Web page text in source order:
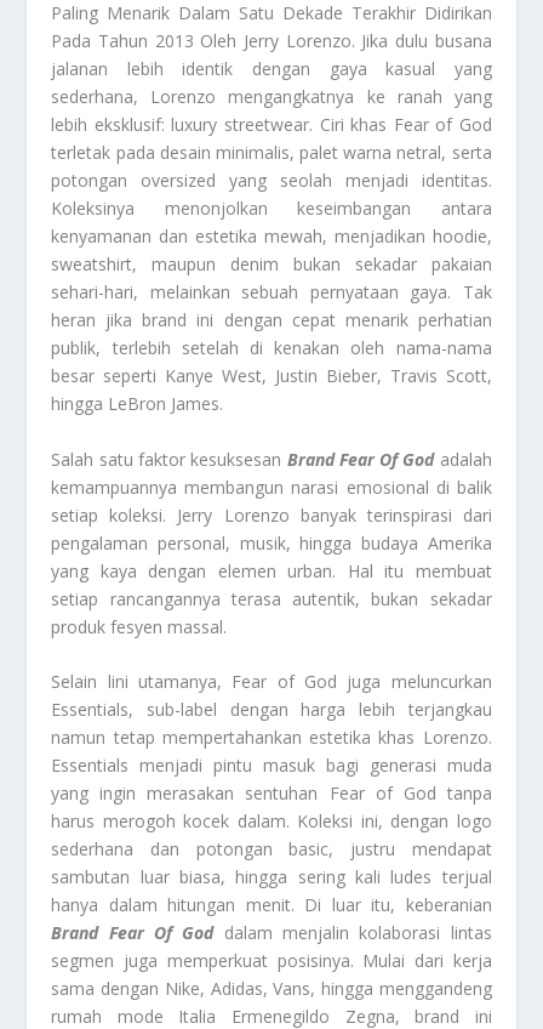
Paling Menarik Dalam Satu Dekade Terakhir Didirikan
Pada Tahun 2013 Oleh Jerry Lorenzo. Jika dulu busana
jalanan lebih identik dengan gaya kasual yang
sederhana, Lorenzo mengangkatnya ke ranah yang
lebih eksklusif: luxury streetwear. Ciri khas Fear of God
terletak pada desain minimalis, palet warna netral, serta
potongan oversized yang seolah menjadi identitas.
Koleksinya menonjolkan keseimbangan antara
kenyamanan dan estetika mewah, menjadikan hoodie,
sweatshirt, maupun denim bukan sekadar pakaian
sehari-hari, melainkan sebuah pernyataan gaya. Tak
heran jika brand ini dengan cepat menarik perhatian
publik, terlebih setelah di kenakan oleh nama-nama
besar seperti Kanye West, Justin Bieber, Travis Scott,
hingga LeBron James.
Salah satu faktor kesuksesan Brand Fear Of Godadalah
kemampuannya membangun narasi emosional di balik
setiap koleksi. Jerry Lorenzo banyak terinspirasi dari
pengalaman personal, musik, hingga budaya Amerika
yang kaya dengan elemen urban. Hal itu membuat
setiap rancangannya terasa autentik, bukan sekadar
produk fesyen massal.
Selain lini utamanya, Fear of God juga meluncurkan
Essentials, sub-label dengan harga lebih terjangkau
namun tetap mempertahankan estetika khas Lorenzo.
Essentials menjadi pintu masuk bagi generasi muda
yang ingin merasakan sentuhan Fear of God tanpa
harus merogoh kocek dalam. Koleksi ini, dengan logo
sederhana dan potongan basic, justru mendapat
sambutan luar biasa, hingga sering kali ludes terjual
hanya dalam hitungan menit. Di luar itu, keberanian
Brand Fear Of Goddalam menjalin kolaborasi lintas
segmen juga memperkuat posisinya. Mulai dari kerja
sama dengan Nike, Adidas, Vans, hingga menggandeng
rumah mode Italia Ermenegildo Zegna, brand ini